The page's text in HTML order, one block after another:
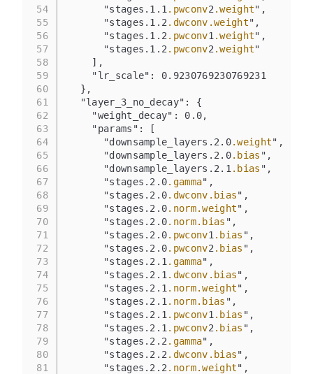
54
55
56
57
58
59
60
61
62
63
64
65
66
67
68
69
70
71
72
73
74
75
76
77
78
79
80
81
      "stages.1.1
.pwconv2 .weight",
      "stages.1.2
.dwconv .weight",
      "stages.1.2
.pwconv1 .weight",
      "stages.1.2
.pwconv2 .weight"
    ],
    "lr_scale": 0.9230769230769231
  },
  "layer_3_no_decay": {
    "weight_decay": 0.0,
    "params": [
      "downsample_layers.2.0
.weight",
      "downsample_layers.2.0
.bias ",
      "downsample_layers.2.1
.bias ",
      "stages.2.0
.gamma",
      "stages.2.0
.dwconv .bias",
      "stages.2.0
.norm.weight",
      "stages.2.0
.norm.bias ",
      "stages.2.0
.pwconv1 .bias ",
      "stages.2.0
.pwconv2 .bias ",
      "stages.2.1
.gamma",
      "stages.2.1
.dwconv .bias",
      "stages.2.1
.norm.weight",
      "stages.2.1
.norm.bias ",
      "stages.2.1
.pwconv1 .bias ",
      "stages.2.1
.pwconv2 .bias ",
      "stages.2.2
.gamma",
      "stages.2.2
.dwconv .bias",
      "stages.2.2
.norm.weight",